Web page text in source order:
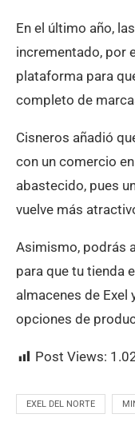
En el último año,
incrementado, por
plataforma para
completo de
Cisneros añadió
con un comercio
abastecido, pues
vuelve más
Asimismo, podrás
para que tu tienda
almacenes de Exel
opciones de
Post Views:
EXEL DEL NORTE